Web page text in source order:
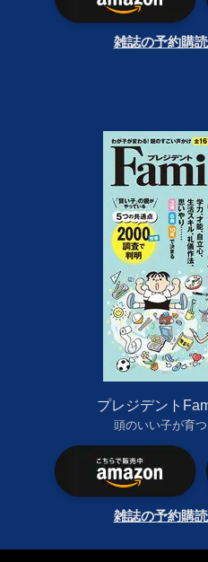
雑誌の予約購
プレジデント
頭のいい子が育
雑誌の予約購